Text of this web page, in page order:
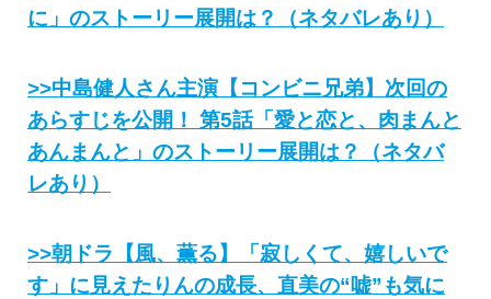
に」のストーリー展開は？（ネタバレあり）
>>中島健人さん主演【コンビニ兄弟】次回の
あらすじを公開！ 第5話「愛と恋と、肉まんと
あんまんと」のストーリー展開は？（ネタバ
レあり）
>>朝ドラ【風、薫る】「寂しくて、嬉しいで
す」に見えたりんの成長、直美の“嘘”も気に